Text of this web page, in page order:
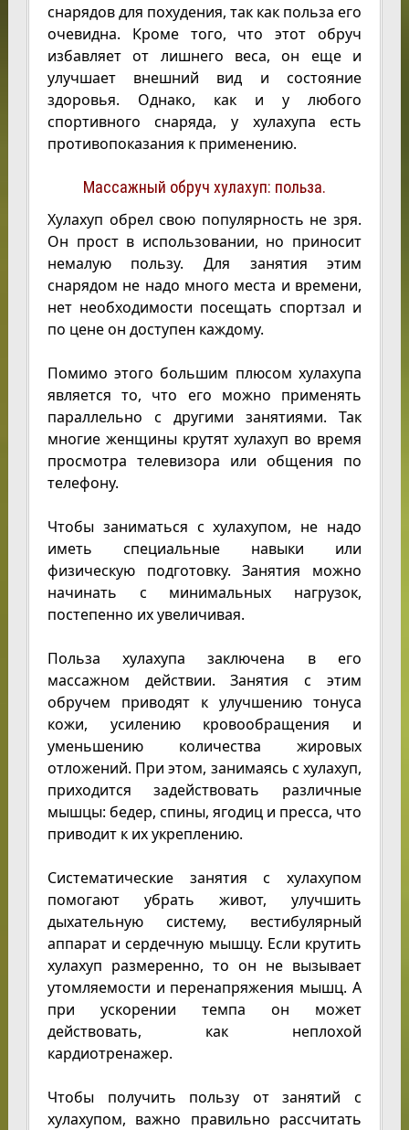
снарядов для похудения, так как польза его
очевидна. Кроме того, что этот обруч
избавляет от лишнего веса, он еще и
улучшает внешний вид и состояние
здоровья. Однако, как и у любого
спортивного снаряда, у хулахупа есть
противопоказания к применению.
Массажный обруч хулахуп: польза.
Хулахуп обрел свою популярность не зря.
Он прост в использовании, но приносит
немалую пользу. Для занятия этим
снарядом не надо много места и времени,
нет необходимости посещать спортзал и
по цене он доступен каждому.
Помимо этого большим плюсом хулахупа
является то, что его можно применять
параллельно с другими занятиями. Так
многие женщины крутят хулахуп во время
просмотра телевизора или общения по
телефону.
Чтобы заниматься с хулахупом, не надо
иметь специальные навыки или
физическую подготовку. Занятия можно
начинать с минимальных нагрузок,
постепенно их увеличивая.
Польза хулахупа заключена в его
массажном действии. Занятия с этим
обручем приводят к улучшению тонуса
кожи, усилению кровообращения и
уменьшению количества жировых
отложений. При этом, занимаясь с хулахуп,
приходится задействовать различные
мышцы: бедер, спины, ягодиц и пресса, что
приводит к их укреплению.
Систематические занятия с хулахупом
помогают убрать живот, улучшить
дыхательную систему, вестибулярный
аппарат и сердечную мышцу. Если крутить
хулахуп размеренно, то он не вызывает
утомляемости и перенапряжения мышц. А
при ускорении темпа он может
действовать, как неплохой
кардиотренажер.
Чтобы получить пользу от занятий с
хулахупом, важно правильно рассчитать